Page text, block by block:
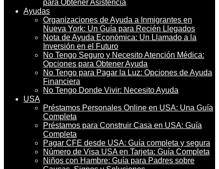
para Obtener Asistencia
Ayudas
Organizaciones de Ayuda a Inmigrantes en
Nueva York: Un Guía para Recién Llegados
Nota de Ayuda Económica: Un Llamado a la
Inversión en el Futuro
No Tengo Seguro y Necesito Atención Médica:
Opciones para Obtener Ayuda
No Tengo para Pagar la Luz: Opciones de Ayuda
Financiera
No Tengo Donde Vivir: Necesito Ayuda
USA
Préstamos Personales Online en USA: Una Guía
Completa
Préstamos para Construir Casa en USA: Guía
Completa
Pagar CFE desde USA: Guía completa y segura
Número de Visa USA en Tarjeta: Guía Completa
Niños con Hambre: Guía para Padres sobre